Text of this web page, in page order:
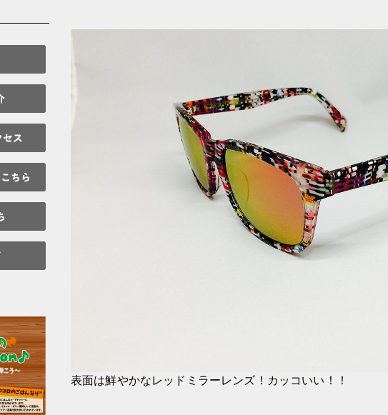
表面は鮮やかなレッドミラーレンズ！カッコいい！！